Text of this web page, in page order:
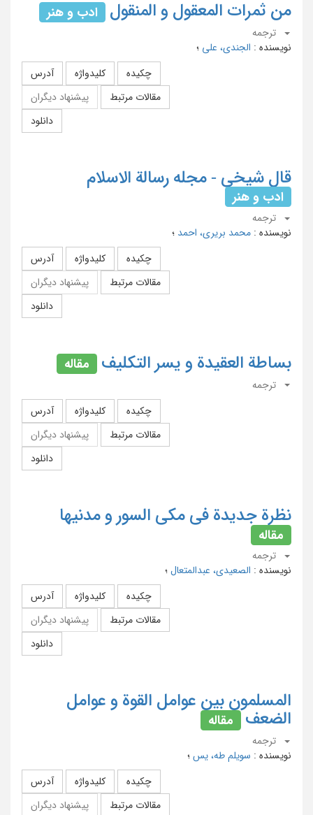
من ثمرات المعقول و المنقول ادب و هنر
ترجمه
نویسنده : الجندی، علی ؛
چکیده کلیدواژه آدرس
مقالات مرتبط پیشنهاد دیگران
دانلود
قال شیخی - مجله رسالة الاسلام
ادب و هنر
ترجمه
نویسنده : محمد بریری، احمد ؛
چکیده کلیدواژه آدرس
مقالات مرتبط پیشنهاد دیگران
دانلود
بساطة العقیدة و یسر التکلیف مقاله
ترجمه
چکیده کلیدواژه آدرس
مقالات مرتبط پیشنهاد دیگران
دانلود
نظرة جدیدة فی مکی السور و مدنیها
مقاله
ترجمه
نویسنده : الصعیدی، عبدالمتعال ؛
چکیده کلیدواژه آدرس
مقالات مرتبط پیشنهاد دیگران
دانلود
المسلمون بین عوامل القوة و عوامل
الضعف
مقاله
ترجمه
نویسنده : سویلم طه، یس ؛
چکیده کلیدواژه آدرس
مقالات مرتبط پیشنهاد دیگران